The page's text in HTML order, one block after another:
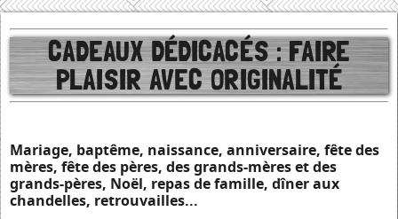
CADEAUX DÉDICACÉS : FAIRE
PLAISIR AVEC ORIGINALITÉ
Mariage, baptême, naissance, anniversaire, fête des
mères, fête des pères, des grands-mères et des
grands-pères, Noël, repas de famille, dîner aux
chandelles, retrouvailles...